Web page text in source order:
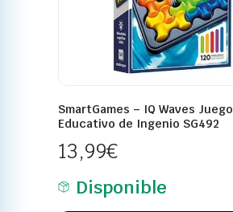
SmartGames – IQ Waves Juego
Educativo de Ingenio SG492
13,99€
Disponible